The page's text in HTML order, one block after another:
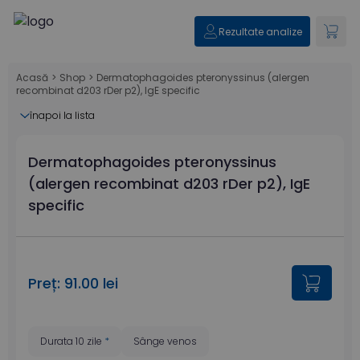
Rezultate analize
Acasă > Shop > Dermatophagoides pteronyssinus (alergen
recombinat d203 rDer p2), IgE specific
înapoi la lista
Dermatophagoides pteronyssinus
(alergen recombinat d203 rDer p2), IgE
specific
Preț: 91.00 lei
Durata 10 zile * Sânge venos